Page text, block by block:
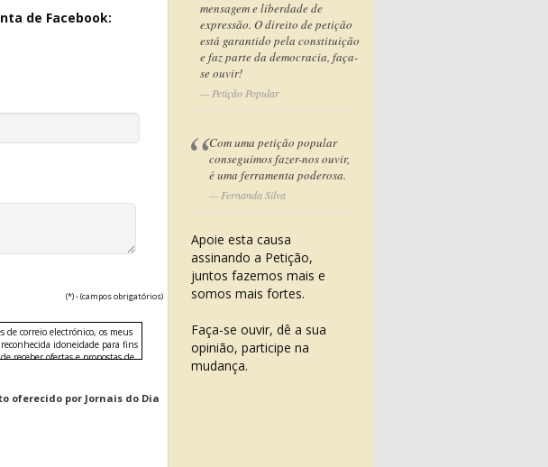
de Facebook:
(*) - (campos obrigatórios)
de correio electrónico, os meus
idoneidade para fins
receber ofertas e propostas de
utilidades domésticas,
oferecido por Jornais do Dia
mensagem e liberdade de
expressão. O direito de petição
está garantido pela constituição
e faz parte da democracia, faça-
se ouvir!
Petição Popular
Com uma petição popular
conseguimos fazer-nos ouvir,
é uma ferramenta poderosa.
Fernanda Silva
Apoie esta causa
assinando a Petição,
juntos fazemos mais e
somos mais fortes.
Faça-se ouvir, dê a sua
opinião, participe na
mudança.